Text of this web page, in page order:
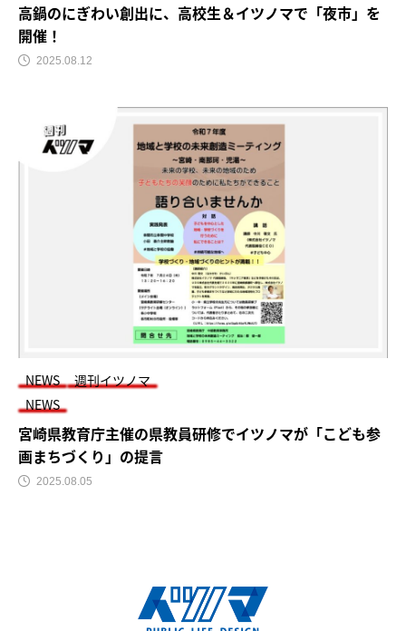
高鍋のにぎわい創出に、高校生＆イツノマで「夜市」を
開催！
2025.08.12
NEWS
週刊イツノマ
NEWS
宮崎県教育庁主催の県教員研修でイツノマが「こども参
画まちづくり」の提言
2025.08.05